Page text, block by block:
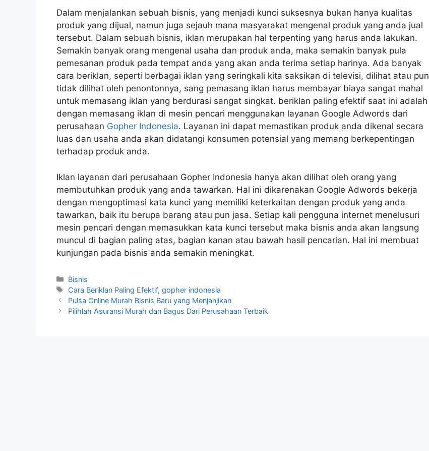
Dalam menjalankan sebuah bisnis, yang menjadi kunci suksesnya bukan hanya kualitas
produk yang dijual, namun juga sejauh mana masyarakat mengenal produk yang anda jual
tersebut. Dalam sebuah bisnis, iklan merupakan hal terpenting yang harus anda lakukan.
Semakin banyak orang mengenal usaha dan produk anda, maka semakin banyak pula
pemesanan produk pada tempat anda yang akan anda terima setiap harinya. Ada banyak
cara beriklan, seperti berbagai iklan yang seringkali kita saksikan di televisi, dilihat atau pun
tidak dilihat oleh penontonnya, sang pemasang iklan harus membayar biaya sangat mahal
untuk memasang iklan yang berdurasi sangat singkat. beriklan paling efektif saat ini adalah
dengan memasang iklan di mesin pencari menggunakan layanan Google Adwords dari
perusahaan Gopher Indonesia. Layanan ini dapat memastikan produk anda dikenal secara
luas dan usaha anda akan didatangi konsumen potensial yang memang berkepentingan
terhadap produk anda.
Iklan layanan dari perusahaan Gopher Indonesia hanya akan dilihat oleh orang yang
membutuhkan produk yang anda tawarkan. Hal ini dikarenakan Google Adwords bekerja
dengan mengoptimasi kata kunci yang memiliki keterkaitan dengan produk yang anda
tawarkan, baik itu berupa barang atau pun jasa. Setiap kali pengguna internet menelusuri
mesin pencari dengan memasukkan kata kunci tersebut maka bisnis anda akan langsung
muncul di bagian paling atas, bagian kanan atau bawah hasil pencarian. Hal ini membuat
kunjungan pada bisnis anda semakin meningkat.
Kategori
Bisnis
Tag
Cara Beriklan Paling Efektif,gopher indonesia
Pulsa Online Murah Bisnis Baru yang Menjanjikan
Pilihlah Asuransi Murah dan Bagus Dari Perusahaan Terbaik